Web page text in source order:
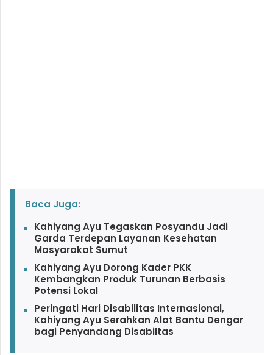
Baca Juga:
Kahiyang Ayu Tegaskan Posyandu Jadi
Garda Terdepan Layanan Kesehatan
Masyarakat Sumut
Kahiyang Ayu Dorong Kader PKK
Kembangkan Produk Turunan Berbasis
Potensi Lokal
Peringati Hari Disabilitas Internasional,
Kahiyang Ayu Serahkan Alat Bantu Dengar
bagi Penyandang Disabiltas